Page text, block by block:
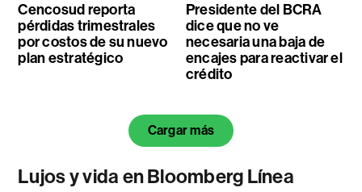
Cencosud reporta
pérdidas trimestrales
por costos de su nuevo
plan estratégico
Presidente del BCRA
dice que no ve
necesaria una baja de
encajes para reactivar el
crédito
Cargar más
Lujos y vida en Bloomberg Línea